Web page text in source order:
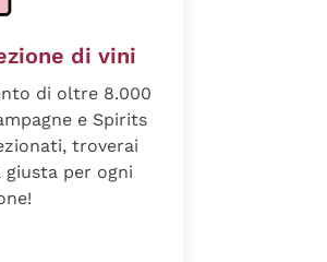
di vini
di oltre 8.000
e Spirits
troverai
per ogni